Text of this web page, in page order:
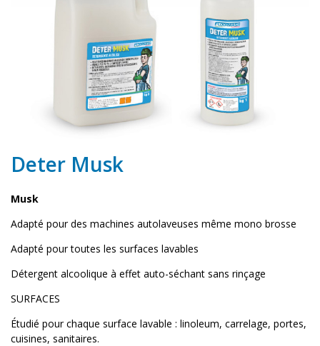
Deter Musk
Musk
Adapté pour des machines autolaveuses même mono brosse
Adapté pour toutes les surfaces lavables
Détergent alcoolique à effet auto-séchant sans rinçage
SURFACES
Étudié pour chaque surface lavable : linoleum, carrelage, portes,
cuisines, sanitaires.